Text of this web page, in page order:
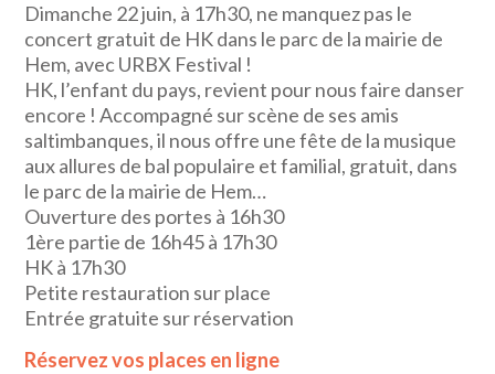
Dimanche 22 juin, à 17h30, ne manquez pas le
concert gratuit de HK dans le parc de la mairie de
Hem, avec URBX Festival !
HK, l’enfant du pays, revient pour nous faire danser
encore ! Accompagné sur scène de ses amis
saltimbanques, il nous offre une fête de la musique
aux allures de bal populaire et familial, gratuit, dans
le parc de la mairie de Hem…
Ouverture des portes à 16h30
1ère partie de 16h45 à 17h30
HK à 17h30
Petite restauration sur place
Entrée gratuite sur réservation
Réservez vos places en ligne